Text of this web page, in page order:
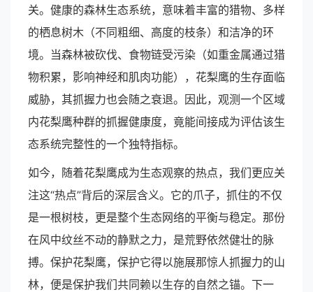
关。健康的森林生态系统，意味着丰富的猎物、多样
的栖息树木（不同粗细、高度的枝条）和洁净的环
境。当森林被砍伐、食物链受污染（如重金属通过猎
物积累，影响神经和肌肉功能），花梨鹰的生存面临
威胁，其抓握力也会随之衰退。因此，观测一个区域
内花梨鹰种群的抓握健康度，竟能间接成为评估该生
态系统完整性的一个独特指标。
如今，随着花梨鹰成为生态观察的热点，我们更应关
注这“热点”背后的深层含义。它的爪子，抓住的不仅
是一根树枝，更是整个生态网络的平衡与稳定。那份
在风中纹丝不动的静默之力，是荒野依然健壮的脉
搏。保护花梨鹰，保护它得以施展那惊人抓握力的山
林，便是保护我们共同赖以生存的自然之锚。下一